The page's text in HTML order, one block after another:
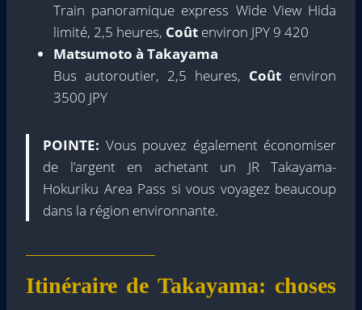
Train panoramique express Wide View Hida
limité, 2,5 heures, Coût environ JPY 9 420
Matsumoto à Takayama
Bus autoroutier, 2,5 heures, Coût environ
3500 JPY
POINTE: Vous pouvez également économiser
de l’argent en achetant un JR Takayama-
Hokuriku Area Pass si vous voyagez beaucoup
dans la région environnante.
Itinéraire de Takayama: choses